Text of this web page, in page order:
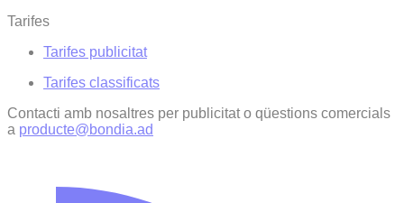
Tarifes
Tarifes publicitat
Tarifes classificats
Contacti amb nosaltres per publicitat o qüestions comercials
a producte@bondia.ad